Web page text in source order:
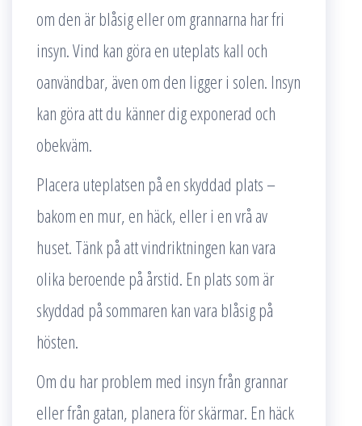
om den är blåsig eller om grannarna har fri
insyn. Vind kan göra en uteplats kall och
oanvändbar, även om den ligger i solen. Insyn
kan göra att du känner dig exponerad och
obekväm.
Placera uteplatsen på en skyddad plats –
bakom en mur, en häck, eller i en vrå av
huset. Tänk på att vindriktningen kan vara
olika beroende på årstid. En plats som är
skyddad på sommaren kan vara blåsig på
hösten.
Om du har problem med insyn från grannar
eller från gatan, planera för skärmar. En häck